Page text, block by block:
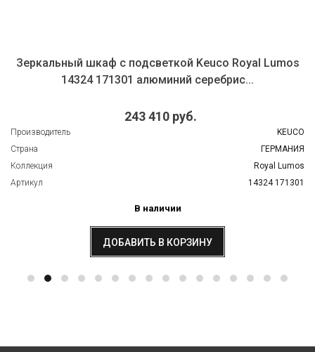
Зеркальный шкаф с подсветкой Keuco Royal Lumos
14324 171301 алюминий серебрис...
243 410 руб.
Производитель
KEUCO
Страна
ГЕРМАНИЯ
Коллекция
Royal Lumos
Артикул
14324 171301
В наличии
ДОБАВИТЬ В КОРЗИНУ